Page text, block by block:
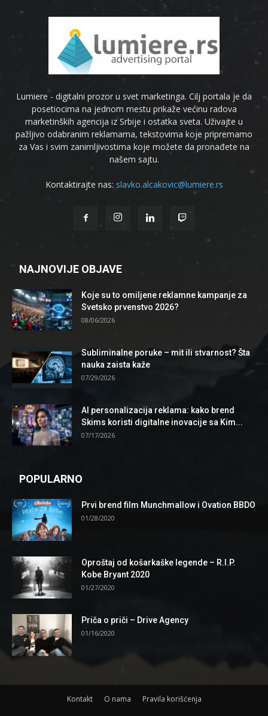
Lumiere - digitalni prozor u svet marketinga. Cilj portala je da
posetiocima na jednom mestu prikaže većinu radova
marketinških agencija iz Srbije i ostatka sveta. Uživajte u
pažljivo odabranim reklamama, tekstovima koje pripremamo
za Vas i svim zanimljivostima koje možete da pronađete na
našem sajtu.
Kontaktirajte nas: slavko.alcakovic@lumiere.rs
NAJNOVIJE OBJAVE
Koje su to omiljene reklamne kampanje za
Svetsko prvenstvo 2026?
08/06/2026
Subliminalne poruke – mit ili stvarnost? Šta
nauka zaista kaže
07/29/2026
AI personalizacija reklama: kako brend
Skims koristi digitalne inovacije sa Kim...
07/17/2026
POPULARNO
Prvi brend film Munchmallow i Ovation BBDO
01/28/2020
Oproštaj od košarkaške legende – R.I.P.
Kobe Bryant 2020
01/27/2020
Priča o priči – Drive Agency
01/16/2020
Kontakt O nama Pravila korišćenja